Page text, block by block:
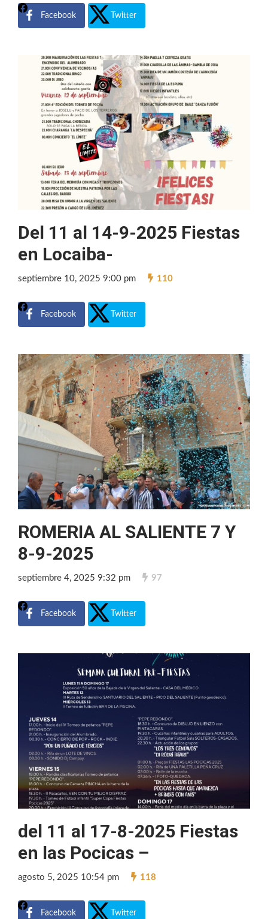
Facebook Twitter
Del 11 al 14-9-2025 Fiestas
en Locaiba-
septiembre 10, 2025 9:00 pm 110
Facebook Twitter
ROMERIA AL SALIENTE 7 Y
8-9-2025
septiembre 4, 2025 9:32 pm 97
Facebook Twitter
del 11 al 17-8-2025 Fiestas
en las Pocicas –
agosto 5, 2025 10:54 pm 118
Facebook Twitter